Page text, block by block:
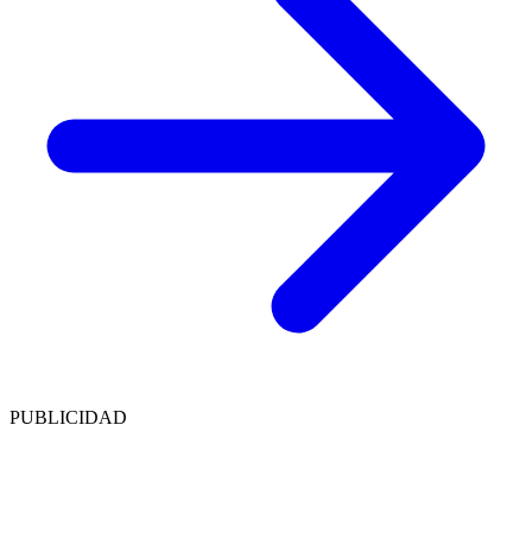
PUBLICIDAD